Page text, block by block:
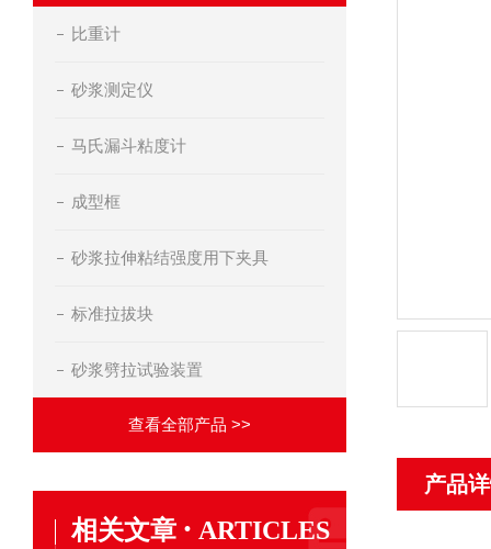
比重计
砂浆测定仪
马氏漏斗粘度计
成型框
砂浆拉伸粘结强度用下夹具
标准拉拔块
砂浆劈拉试验装置
查看全部产品 >>
相关文章 · ARTICLES
产品